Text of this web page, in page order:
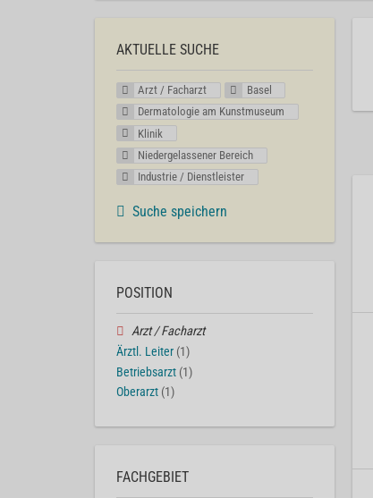
AKTUELLE SUCHE
Arzt / Facharzt
Basel
Dermatologie am Kunstmuseum
Klinik
Niedergelassener Bereich
Industrie / Dienstleister
Suche speichern
POSITION
Arzt / Facharzt
Ärztl. Leiter (1)
Betriebsarzt (1)
Oberarzt (1)
FACHGEBIET